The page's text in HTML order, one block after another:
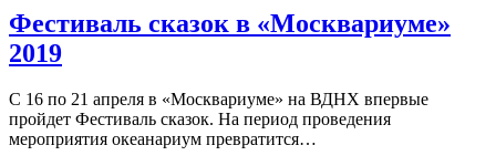
Фестиваль сказок в «Москвариуме»
2019
С 16 по 21 апреля в «Москвариуме» на ВДНХ впервые
пройдет Фестиваль сказок. На период проведения
мероприятия океанариум превратится…